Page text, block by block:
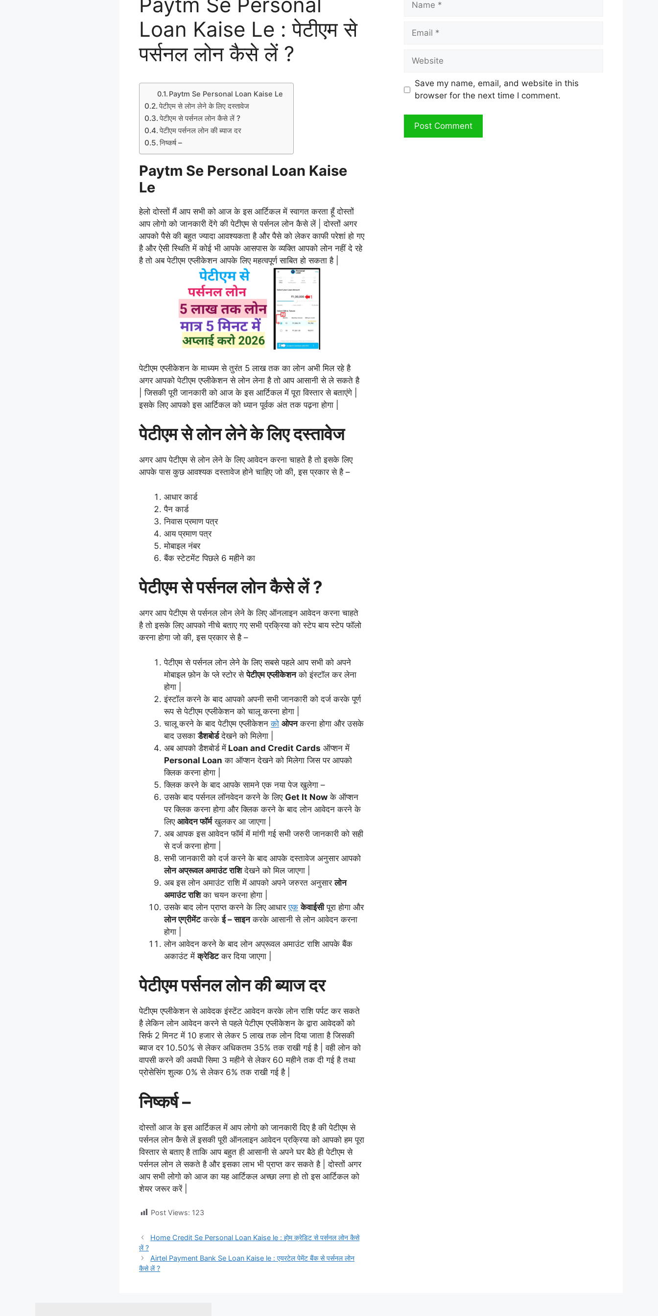
Loan Kaise Le : पेटीएम से
पर्सनल लोन कैसे लें ?
Paytm Se Personal Loan Kaise Le
पेटीएम से लोन लेने के लिए दस्तावेज
पेटीएम से पर्सनल लोन कैसे लें ?
पेटीएम पर्सनल लोन की ब्याज दर
निष्कर्ष –
Paytm Se Personal Loan Kaise
Le
हेलो दोस्तों मैं आप सभी को आज के इस आर्टिकल में स्वागत करता हूँ दोस्तों
आप लोगो को जानकारी देंगे की पेटीएम से पर्सनल लोन कैसे लें | दोस्तों अगर
आपको पैसे की बहुत ज्यादा आवश्यकता है और पैसे को लेकर काफी परेशां हो गए
है और ऐसी स्थिति में कोई भी आपके आसपास के व्यक्ति आपको लोन नहीं दे रहे
है तो अब पेटीएम एप्लीकेशन आपके लिए महत्वपूर्ण साबित हो सकता है |
पेटीएम एप्लीकेशन के माध्यम से तुरंत 5 लाख तक का लोन अभी मिल रहे है
अगर आपको पेटीएम एप्लीकेशन से लोन लेना है तो आप आसानी से ले सकते है
| जिसकी पूरी जानकारी को आज के इस आर्टिकल में पूरा विस्तार से बताएंगे |
इसके लिए आपको इस आर्टिकल को ध्यान पूर्वक अंत तक पढ़ना होगा |
पेटीएम से लोन लेने के लिए दस्तावेज
अगर आप पेटीएम से लोन लेने के लिए आवेदन करना चाहते है तो इसके लिए
आपके पास कुछ आवश्यक दस्तावेज होने चाहिए जो की, इस प्रकार से है –
आधार कार्ड
पैन कार्ड
निवास प्रमाण पत्र
आय प्रमाण पत्र
मोबाइल नंबर
बैंक स्टेटमेंट पिछले 6 महीने का
पेटीएम से पर्सनल लोन कैसे लें ?
अगर आप पेटीएम से पर्सनल लोन लेने के लिए ऑनलाइन आवेदन करना चाहते
है तो इसके लिए आपको नीचे बताए गए सभी प्रक्रिया को स्टेप बाय स्टेप फॉलो
करना होगा जो की, इस प्रकार से है –
पेटीएम से पर्सनल लोन लेने के लिए सबसे पहले आप सभी को अपने
मोबाइल फ़ोन के प्ले स्टोर सेपेटीएम एप्लीकेशनको इंस्टॉल कर लेना
होगा |
इंस्टॉल करने के बाद आपको अपनी सभी जानकारी को दर्ज करके पूर्ण
रूप से पेटीएम एप्लीकेशन को चालू करना होगा |
चालू करने के बाद पेटीएम एप्लीकेशनको ओपनकरना होगा और उसके
बाद उसकाडैशबोर्डदेखने को मिलेगा |
अब आपको डैशबोर्ड में Loan and Credit Cards ऑप्शन में
Personal Loan का ऑप्शन देखने को मिलेगा जिस पर आपको
क्लिक करना होगा |
क्लिक करने के बाद आपके सामने एक नया पेज खुलेगा –
उसके बाद पर्सनल लॉनवेदन करने के लिए Get It Now के ऑप्शन
पर क्लिक करना होगा और क्लिक करने के बाद लोन आवेदन करने के
लिएआवेदन फॉर्मखुलकर आ जाएगा |
अब आपक इस आवेदन फॉर्म में मांगी गई सभी जरुरी जानकारी को सही
से दर्ज करना होगा |
सभी जानकारी को दर्ज करने के बाद आपके दस्तावेज अनुसार आपको
लोन अप्रूवल अमाउंट राशिदेखने को मिल जाएगा |
अब इस लोन अमाउंट राशि में आपको अपने जरुरत अनुसारलोन
अमाउंट राशिका चयन करना होगा |
उसके बाद लोन प्राप्त करने के लिए आधारएक केवाईसीपूरा होगा और
लोन एग्रीमेंटकरकेई – साइनकरके आसानी से लोन आवेदन करना
होगा |
लोन आवेदन करने के बाद लोन अप्रूवल अमाउंट राशि आपके बैंक
अकाउंट मेंक्रेडिटकर दिया जाएगा |
पेटीएम पर्सनल लोन की ब्याज दर
पेटीएम एप्लीकेशन से आवेदक इंस्टेंट आवेदन करके लोन राशि पर्पट कर सकते
है लेकिन लोन आवेदन करने से पहले पेटीएम एप्लीकेशन के द्वारा आवेदकों को
सिर्फ 2 मिनट में 10 हजार से लेकर 5 लाख तक लोन दिया जाता है जिसकी
ब्याज दर 10.50% से लेकर अधिकतम 35% तक राखी गई है | वही लोन को
वापसी करने की अवधी सिमा 3 महीने से लेकर 60 महीने तक दी गई है तथा
प्रोसेसिंग शुल्क 0% से लेकर 6% तक राखी गई है |
निष्कर्ष –
दोस्तों आज के इस आर्टिकल में आप लोगो को जानकारी दिए है की पेटीएम से
पर्सनल लोन कैसे लें इसकी पूरी ऑनलाइन आवेदन प्रक्रिया को आपको हम पूरा
विस्तार से बताए है ताकि आप बहुत ही आसानी से अपने घर बैठे ही पेटीएम से
पर्सनल लोन ले सकते है और इसका लाभ भी प्राप्त कर सकते है | दोस्तों अगर
आप सभी लोगो को आज का यह आर्टिकल अच्छा लगा हो तो इस आर्टिकल को
शेयर जरूर करें |
Post Views: 123
Home Credit Se Personal Loan Kaise le : होम क्रेडिट से पर्सनल लोन कैसे
लें ?
Airtel Payment Bank Se Loan Kaise le : एयरटेल पेमेंट बैंक से पर्सनल लोन
कैसे लें ?
Email
Website
Save my name, email, and website in this
browser for the next time I comment.